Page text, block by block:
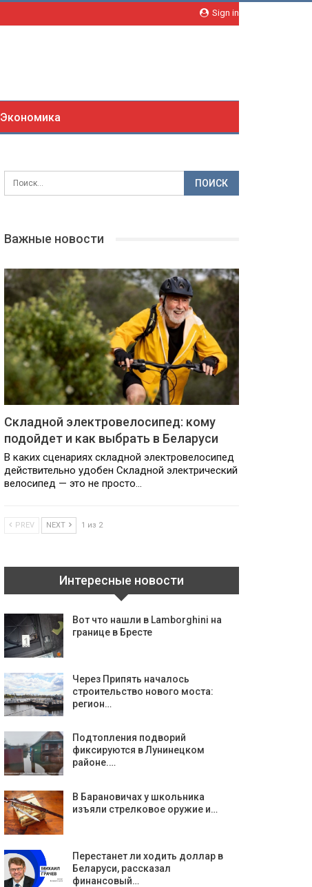
Sign in
Экономика
Важные новости
Складной электровелосипед: кому
подойдет и как выбрать в Беларуси
В каких сценариях складной электровелосипед
действительно удобен Складной электрический
велосипед — это не просто…
PREV NEXT 1 из 2
Интересные новости
Вот что нашли в Lamborghini на
границе в Бресте
Через Припять началось
строительство нового моста:
регион…
Подтопления подворий
фиксируются в Лунинецком
районе.…
В Барановичах у школьника
изъяли стрелковое оружие и…
Перестанет ли ходить доллар в
Беларуси, рассказал
финансовый…